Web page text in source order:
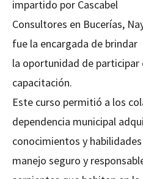
impartido por Cascabel
Consultores en Bucerías,
fue la encargada de brindar
la oportunidad de participar
capacitación.
Este curso permitió a los
dependencia municipal
conocimientos y
manejo seguro y